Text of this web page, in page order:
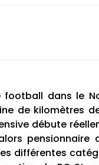
dans le
de kilomètres
débute
pensionnaire
différentes